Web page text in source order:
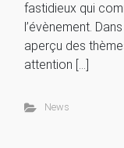
fastidieux qui
l’évènement.
aperçu des
attention […]
News